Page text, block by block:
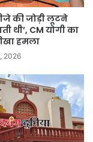
की जोड़ी लूटने
थी’, CM योगी का
हमला
2026